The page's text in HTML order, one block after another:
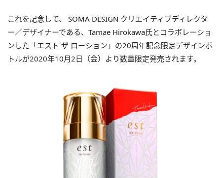
これを記念して、 SOMA DESIGN クリエイティブディレクタ
ー／デザイナーである、 Tamae Hirokawa氏とコラボレーショ
ンした「エスト ザ ローション」の20周年記念限定デザインボ
トルが2020年10月2日（金）より数量限定発売されます。